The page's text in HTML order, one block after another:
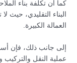
كما أن تكلفة بناء
البناء التقليدي، حيث
العمالة الكبيرة.
إلى جانب ذلك، فإن
عملية النقل والتركيب